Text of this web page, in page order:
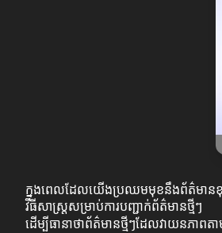
ក្នុងពេលដែលយើងប្រឈមមុខនឹងព័ត៌មានខុ
វិធីសាស្ត្រសម្រាប់ការបញ្ជាក់ព័ត៌មានថ្មីៗ
ដើម្បីធានាថាព័ត៌មានថ្មីៗដែលវាយនភា